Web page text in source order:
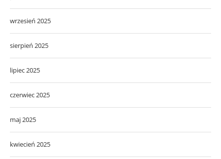
wrzesień 2025
sierpień 2025
lipiec 2025
czerwiec 2025
maj 2025
kwiecień 2025